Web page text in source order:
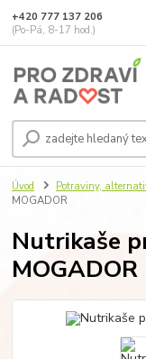
+420 777 137 206
(Po-Pá, 8-17 hod.)
Úvod Potraviny,
MOGADOR
Nutrikaše
MOGADOR